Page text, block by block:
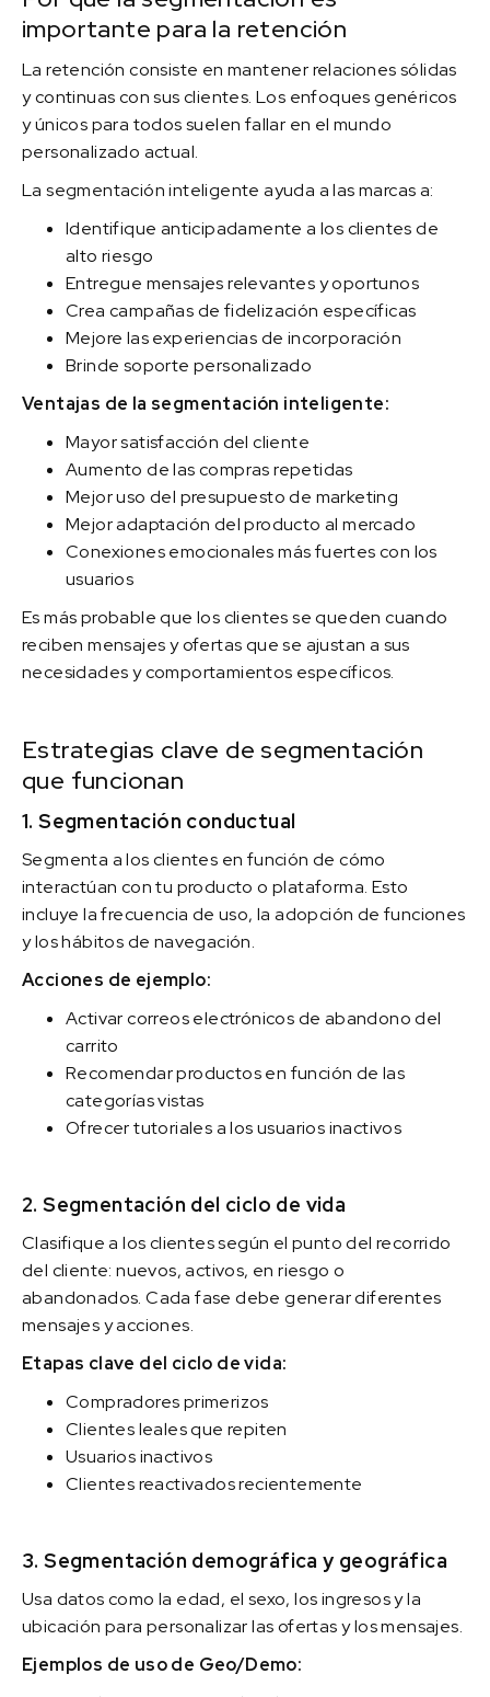
importante para la retención
La retención consiste en mantener relaciones sólidas
y continuas con sus clientes. Los enfoques genéricos
y únicos para todos suelen fallar en el mundo
personalizado actual.
La segmentación inteligente ayuda a las marcas a:
Identifique anticipadamente a los clientes de
alto riesgo
Entregue mensajes relevantes y oportunos
Crea campañas de fidelización específicas
Mejore las experiencias de incorporación
Brinde soporte personalizado
Ventajas de la segmentación inteligente:
Mayor satisfacción del cliente
Aumento de las compras repetidas
Mejor uso del presupuesto de marketing
Mejor adaptación del producto al mercado
Conexiones emocionales más fuertes con los
usuarios
Es más probable que los clientes se queden cuando
reciben mensajes y ofertas que se ajustan a sus
necesidades y comportamientos específicos.
Estrategias clave de segmentación
que funcionan
1. Segmentación conductual
Segmenta a los clientes en función de cómo
interactúan con tu producto o plataforma. Esto
incluye la frecuencia de uso, la adopción de funciones
y los hábitos de navegación.
Acciones de ejemplo:
Activar correos electrónicos de abandono del
carrito
Recomendar productos en función de las
categorías vistas
Ofrecer tutoriales a los usuarios inactivos
2. Segmentación del ciclo de vida
Clasifique a los clientes según el punto del recorrido
del cliente: nuevos, activos, en riesgo o
abandonados. Cada fase debe generar diferentes
mensajes y acciones.
Etapas clave del ciclo de vida:
Compradores primerizos
Clientes leales que repiten
Usuarios inactivos
Clientes reactivados recientemente
3. Segmentación demográfica y geográfica
Usa datos como la edad, el sexo, los ingresos y la
ubicación para personalizar las ofertas y los mensajes.
Ejemplos de uso de Geo/Demo: